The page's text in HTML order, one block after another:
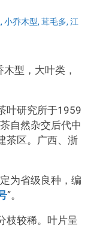
, 小乔木型, 茸毛多, 江
型，大叶类，
叶研究所于1959
自然杂交后代中
茶区。广西、浙
为省级良种，编
”。
枝较稀。叶片呈